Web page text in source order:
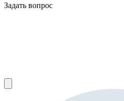
Задать вопрос